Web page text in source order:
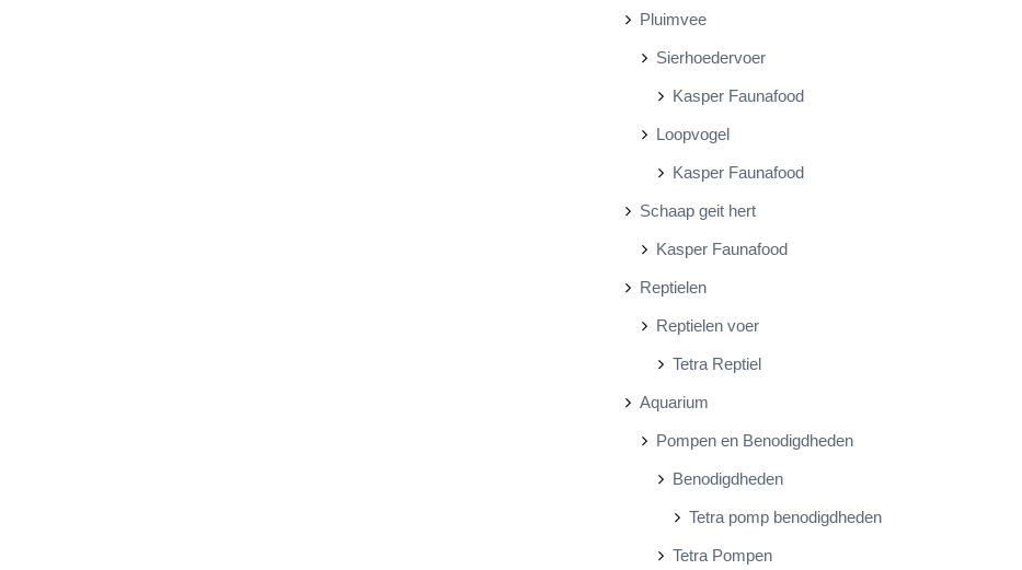
Pluimvee
Sierhoedervoer
Kasper Faunafood
Loopvogel
Kasper Faunafood
Schaap geit hert
Kasper Faunafood
Reptielen
Reptielen voer
Tetra Reptiel
Aquarium
Pompen en Benodigdheden
Benodigdheden
Tetra pomp benodigdheden
Tetra Pompen